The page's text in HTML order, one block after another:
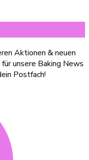
Aktionen & neuen
unsere Baking News
Postfach!